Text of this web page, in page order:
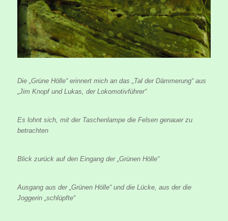
Die „Grüne Hölle“ erinnert mich an das „Tal der Dämmerung“ aus
„Jim Knopf und Lukas, der Lokomotivführer“
Es lohnt sich, mit der Taschenlampe die Felsen genauer zu
betrachten
Blick zurück auf den Eingang der „Grünen Hölle“
Ausgang aus der „Grünen Hölle“ und die Lücke, aus der die
Joggerin „schlüpfte“